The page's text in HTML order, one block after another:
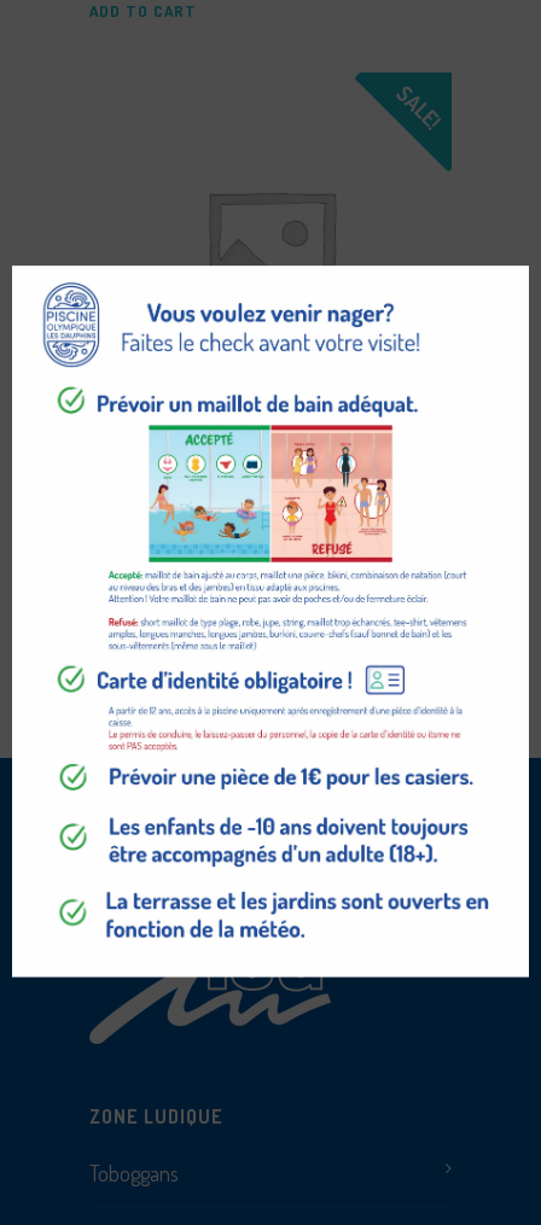
ADD TO CART
SALE!
DUDLEY
469.95
ADD TO CART
ZONE LUDIQUE
Toboggans